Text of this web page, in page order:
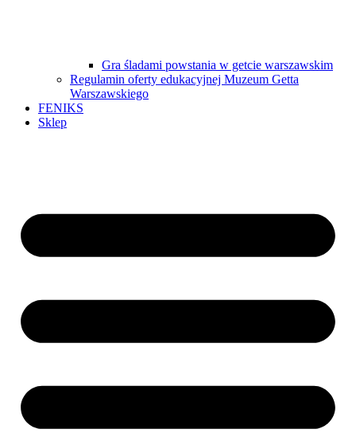
Gra śladami powstania w getcie warszawskim
Regulamin oferty edukacyjnej Muzeum Getta
Warszawskiego
FENIKS
Sklep